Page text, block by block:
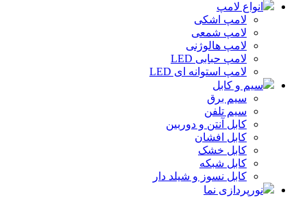
انواع لامپ
لامپ اشکی
لامپ شمعی
لامپ هالوژنی
لامپ حبابی LED
لامپ استوانه ای LED
سیم و کابل
سیم برق
سیم تلفن
کابل آنتن و دوربین
کابل افشان
کابل خشک
کابل شبکه
کابل نسوز و شیلد دار
نورپردازی نما